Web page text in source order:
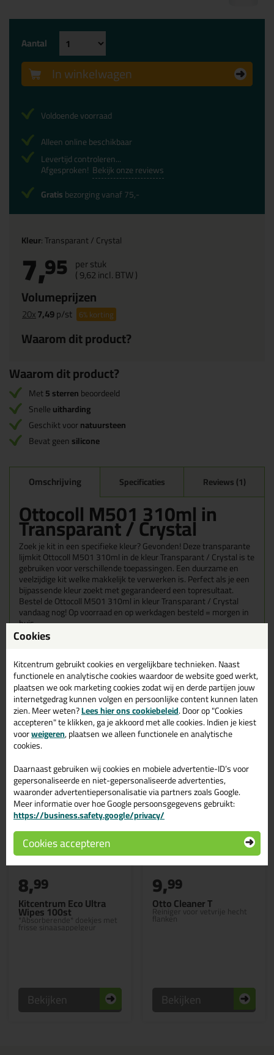
Kleur: Transparant / Crystal
7,95 per stuk
(9,62incl. BTW )
Volumeprijzen
20x7,49p/st 6%korting
Waarom dit product?
Aantal
In winkelwagen
Voldoende voorraad
Alleen online beschikbaar
Levertijd controleren...
Afgesproken! Bekijk onze reviews
Gratisbezorging vanaf 75,-
Waarom dit product?
Met5 sterrenbeoordeeld
Snelleuitharding
Geschikt voornatuursteen
Bevat geensilicone
Omschrijving Specificaties Reviews (1)
Ottocoll M501 310ml in
Transparant / Crystal
Zoek je kit in een specifieke kleur? Gevonden! Deze transparante
lijmkit Ottocoll M501 310ml in de kleur Transparant / Crystal is te
gebruiken voor verschillende toepassingen. Een duurzame en
veelzijdige kit welke makkelijk te verwerken is. Perfect als je een
bijpassende kleur zoekt met gegarandeerd een topresultaat.
Bestel de Ottocoll M501 310ml in kleur Transparant / Crystal
vandaag nog! Op voorraad en op werkdagen besteld = morgen in
huis.
product? Lees alles over dit product >
Gerelateerde producten
Kitcentrum Eco Ultra
Wipes 100st
*Absorberende* doekjes met
frisse sinaasappelgeur
8,99
Bekijken
Otto Cleaner T
Reiniger voor vetvrije hecht
flanken
9,99
Bekijken
Cookies
Kitcentrum gebruikt cookies en vergelijkbare technieken. Naast
functionele en analytische cookies waardoor de website goed werkt,
plaatsen we ook marketing cookies zodat wij en derde partijen jouw
internetgedrag kunnen volgen en persoonlijke content kunnen laten
zien. Meer weten?Lees hier ons cookiebeleid. Door op "Cookies
accepteren" te klikken, ga je akkoord met alle cookies. Indien je kiest
voorweigeren, plaatsen we alleen functionele en analytische
cookies.
Daarnaast gebruiken wij cookies en mobiele advertentie-ID’s voor
gepersonaliseerde en niet-gepersonaliseerde advertenties,
waaronder advertentiepersonalisatie via partners zoals Google.
Meer informatie over hoe Google persoonsgegevens gebruikt:
https://business.safety.google/privacy/
Cookies accepteren